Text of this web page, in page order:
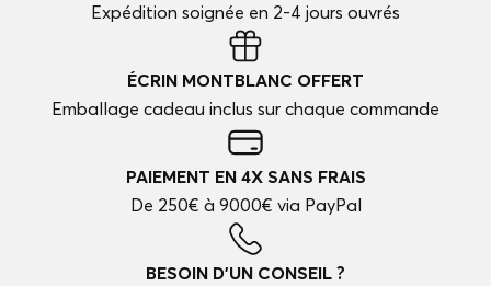
Expédition soignée en 2-4 jours ouvrés
ÉCRIN MONTBLANC OFFERT
Emballage cadeau inclus sur chaque commande
PAIEMENT EN 4X SANS FRAIS
De 250€ à 9000€ via PayPal
BESOIN D'UN CONSEIL ?